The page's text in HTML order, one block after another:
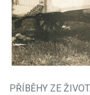
PŘÍBĚHY ZE